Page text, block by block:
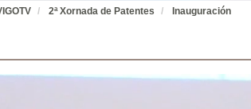
2ª Xornada de Patentes Inauguración